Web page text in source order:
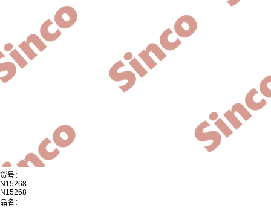
货号：
N15268
N15268
品名：